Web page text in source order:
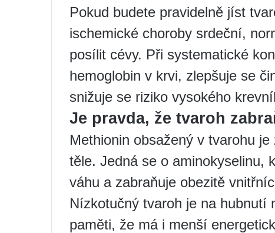
Pokud budete pravidelně jíst
ischemické choroby srdeční,
posílit cévy. Při systematické
hemoglobin v krvi, zlepšuje se
snižuje se riziko vysokého
Je pravda, že tvaroh
Methionin obsažený v tvarohu
těle. Jedná se o aminokyselinu,
váhu a zabraňuje obezitě
Nízkotučný tvaroh je na hubnutí
paměti, že má i menší